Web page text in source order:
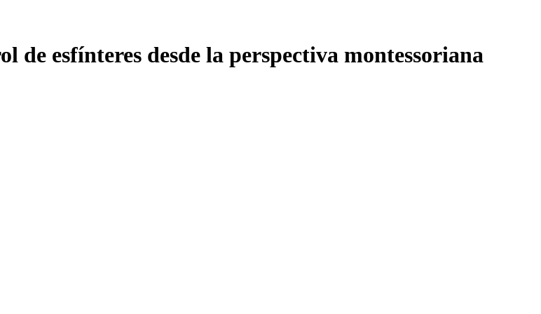
esfínteres desde la perspectiva montessoriana